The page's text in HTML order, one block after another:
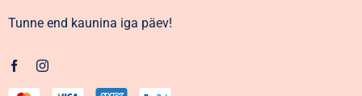
Tunne end kaunina iga päev!